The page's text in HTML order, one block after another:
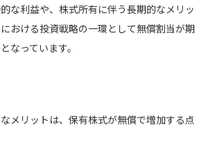
な利益や、株式所有に伴う長期的なメリッ
おける投資戦略の一環として無償割当が期
なっています。
メリットは、保有株式が無償で増加する点